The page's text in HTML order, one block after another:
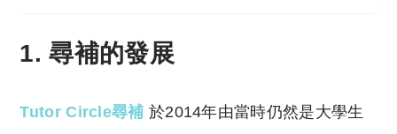
1. 尋補的發展
Tutor Circle尋補 於2014年由當時仍然是大學生